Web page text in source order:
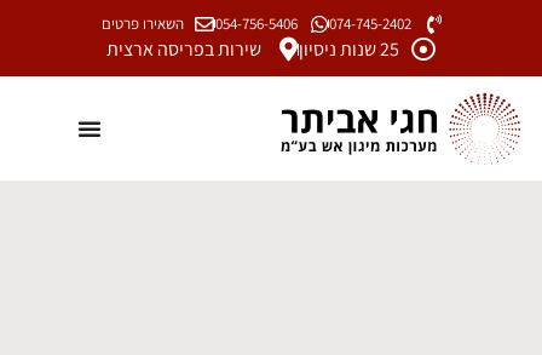
074-745-2402
054-756-5406 השאירו פרטים
25 שנות ניסיון שירות בפריסה ארצית